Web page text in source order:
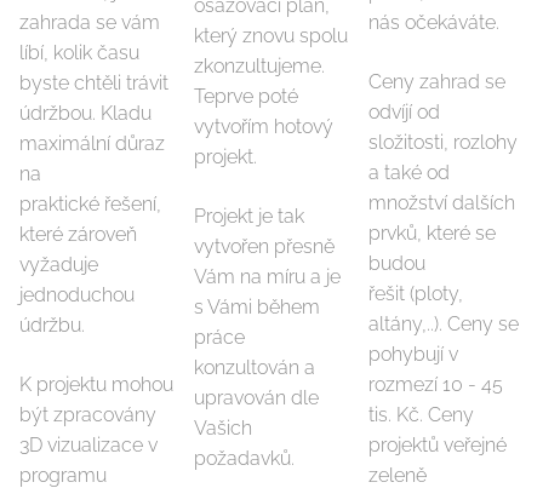
zahrada se vám
líbí, kolik času
byste chtěli trávit
údržbou. Kladu
maximální důraz
na
praktické řešení,
které zároveň
vyžaduje
jednoduchou
údržbu.
K projektu mohou
být zpracovány
3D vizualizace v
programu
osazovací plán,
který znovu spolu
zkonzultujeme.
Teprve poté
vytvořím hotový
projekt.
Projekt je tak
vytvořen přesně
Vám na míru a je
s Vámi během
práce
konzultován a
upravován dle
Vašich
požadavků.
nás očekáváte.
Ceny zahrad se
odvíjí od
složitosti, rozlohy
a také od
množství dalších
prvků, které se
budou
řešit (ploty,
altány,..). Ceny se
pohybují v
rozmezí 10 - 45
tis. Kč. Ceny
projektů veřejné
zeleně